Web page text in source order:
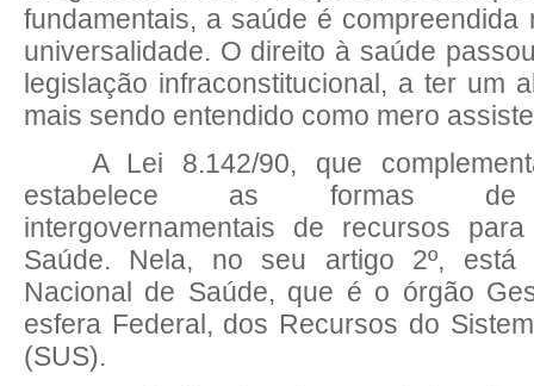
fundamentais, a saúde é compreendida
universalidade. O direito à saúde
legislação infraconstitucional, a ter um
mais sendo entendido como mero
A Lei 8.142/90, que
estabelece as formas de
intergovernamentais de recursos
Saúde. Nela, no seu artigo 2º, está
Nacional de Saúde, que é o órgão
esfera Federal, dos Recursos do
(SUS).